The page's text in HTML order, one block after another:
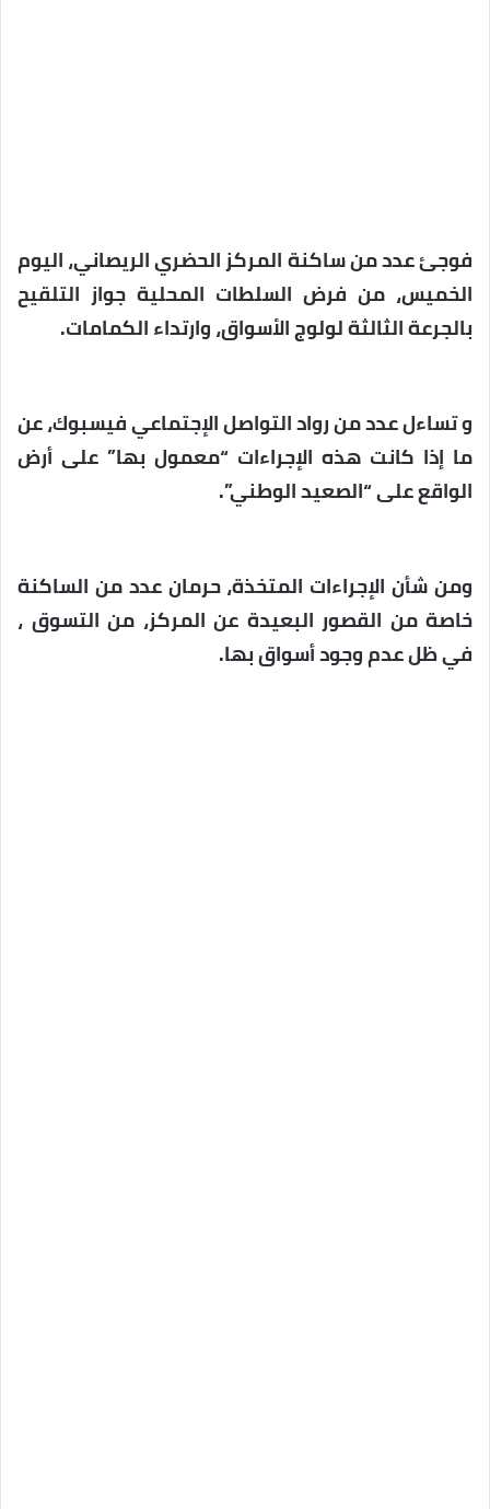
فوجئ عدد من ساكنة المركز الحضري الريصاني، اليوم
الخميس، من فرض السلطات المحلية جواز التلقيح
بالجرعة الثالثة لولوج الأسواق، وارتداء الكمامات.
و تساءل عدد من رواد التواصل الإجتماعي فيسبوك، عن
ما إذا كانت هذه الإجراءات “معمول بها” على أرض
الواقع على “الصعيد الوطني”.
ومن شأن الإجراءات المتخذة، حرمان عدد من الساكنة
خاصة من القصور البعيدة عن المركز، من التسوق ،
في ظل عدم وجود أسواق بها.